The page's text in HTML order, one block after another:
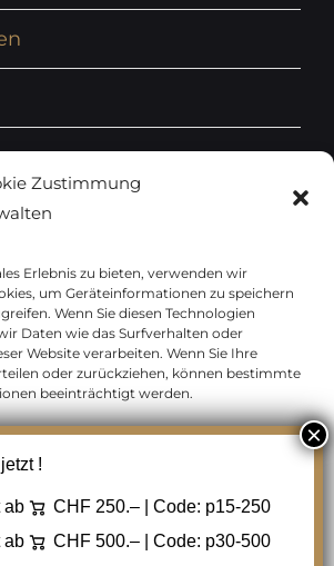
Zustimmung
Erlebnis zu bieten, verwenden wir
um Geräteinformationen zu speichern
Wenn Sie diesen Technologien
Daten wie das Surfverhalten oder
Website verarbeiten. Wenn Sie Ihre
oder zurückziehen, können bestimmte
beeinträchtigt werden.
Ablehnen
Österreich
Schweiz
- 2024 URAY GmbH | All Rights
PCI Data Security Standards |
!
ab CHF 250.– | Code: p15-250
ab
CHF 500.– | Code: p30-500